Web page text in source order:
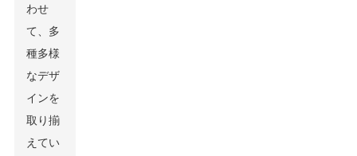
わせ
て、多
種多様
なデザ
インを
取り揃
えてい